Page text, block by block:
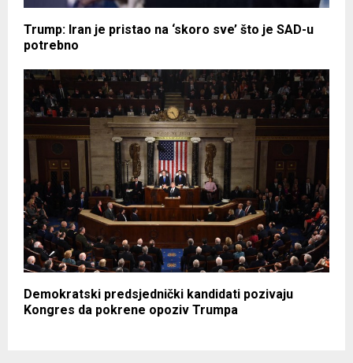
Trump: Iran je pristao na ‘skoro sve’ što je SAD-u
potrebno
Demokratski predsjednički kandidati pozivaju
Kongres da pokrene opoziv Trumpa